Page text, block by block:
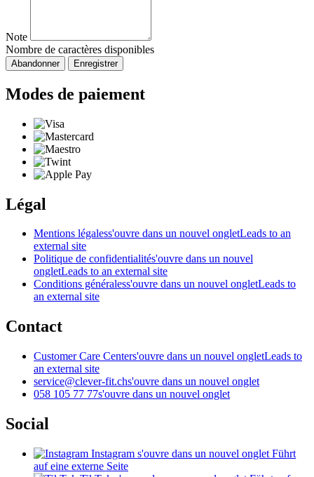
Note
Nombre de caractères disponibles
Abandonner Enregistrer
Modes de paiement
Légal
Mentions légaless'ouvre dans un nouvel ongletLeads to an
external site
Politique de confidentialités'ouvre dans un nouvel
ongletLeads to an external site
Conditions généraless'ouvre dans un nouvel ongletLeads to
an external site
Contact
Customer Care Centers'ouvre dans un nouvel ongletLeads to
an external site
service@clever-fit.chs'ouvre dans un nouvel onglet
058 105 77 77s'ouvre dans un nouvel onglet
Social
Instagram s'ouvre dans un nouvel onglet Führt
auf eine externe Seite